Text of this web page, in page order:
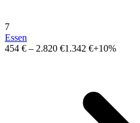
7
Essen
454 € – 2.820 €1.342 €+10%